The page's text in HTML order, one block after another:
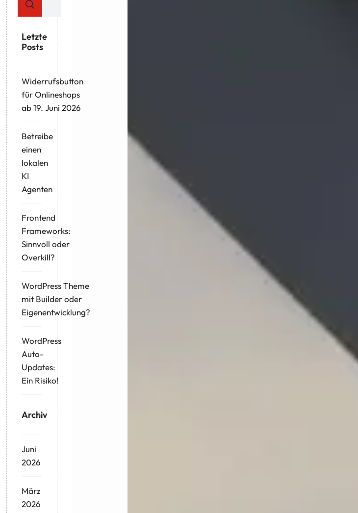
Letzte
Posts
Widerrufsbutton
für Onlineshops
ab 19. Juni 2026
Betreibe
einen
lokalen
KI
Agenten
Frontend
Frameworks:
Sinnvoll oder
Overkill?
WordPress Theme
mit Builder oder
Eigenentwicklung?
WordPress
Auto-
Updates:
Ein Risiko!
Archiv
Juni
2026
März
2026